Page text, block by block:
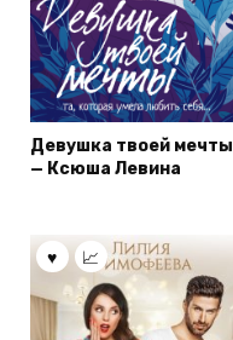
Девушка твоей мечты
— Ксюша Левина